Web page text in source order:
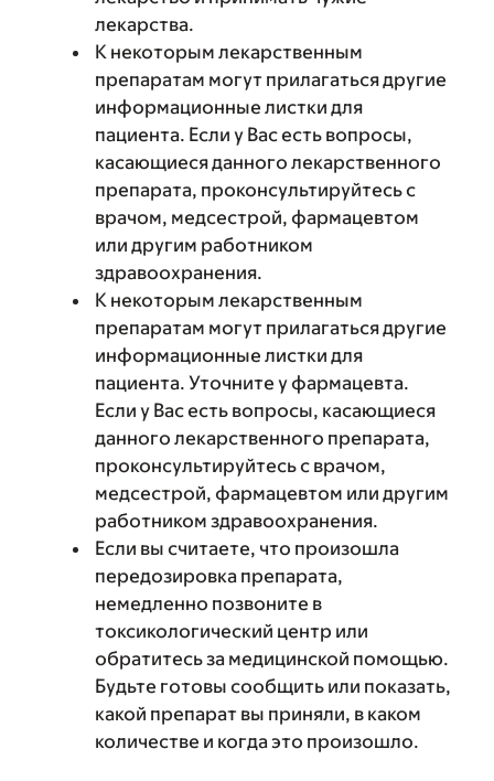
лекарства.
К некоторым лекарственным
препаратам могут прилагаться другие
информационные листки для
пациента. Если у Вас есть вопросы,
касающиеся данного лекарственного
препарата, проконсультируйтесь с
врачом, медсестрой, фармацевтом
или другим работником
здравоохранения.
К некоторым лекарственным
препаратам могут прилагаться другие
информационные листки для
пациента. Уточните у фармацевта.
Если у Вас есть вопросы, касающиеся
данного лекарственного препарата,
проконсультируйтесь с врачом,
медсестрой, фармацевтом или другим
работником здравоохранения.
Если вы считаете, что произошла
передозировка препарата,
немедленно позвоните в
токсикологический центр или
обратитесь за медицинской помощью.
Будьте готовы сообщить или показать,
какой препарат вы приняли, в каком
количестве и когда это произошло.